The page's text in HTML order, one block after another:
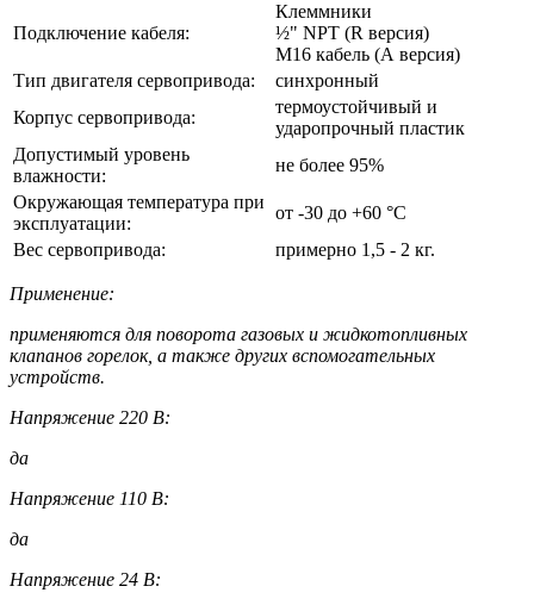
Подключение кабеля:
Клеммники
½" NPT (R версия)
M16 кабель (А версия)
Тип двигателя сервопривода:
синхронный
Корпус сервопривода:
термоустойчивый и
ударопрочный пластик
Допустимый уровень
влажности:
не более 95%
Окружающая температура при
эксплуатации:
от -30 до +60 °С
Вес сервопривода:
примерно 1,5 - 2 кг.
Применение:
применяются для поворота газовых и жидкотопливных
клапанов горелок, а также других вспомогательных
устройств.
Напряжение 220 В:
да
Напряжение 110 В:
да
Напряжение 24 В: